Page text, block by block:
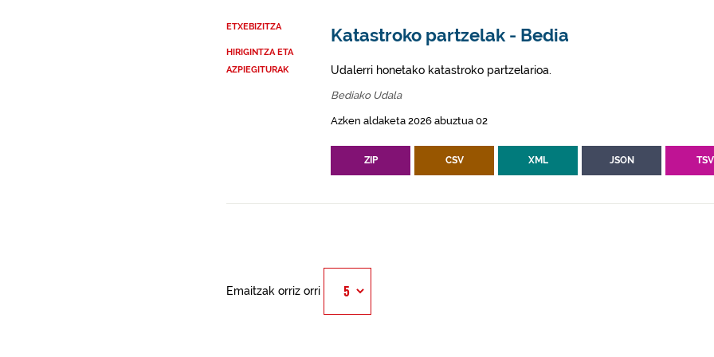
ETXEBIZITZA
HIRIGINTZA ETA
AZPIEGITURAK
Katastroko partzelak - Bedia
Udalerri honetako katastroko partzelarioa.
Bediako Udala
Azken aldaketa 2026 abuztua 02
ZIP CSV XML JSON TSV
Emaitzak orriz orri